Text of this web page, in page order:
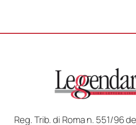
Reg. Trib. di Roma n. 551/96